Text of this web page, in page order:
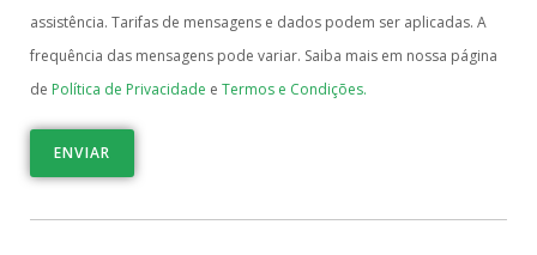
assistência. Tarifas de mensagens e dados podem ser aplicadas. A
frequência das mensagens pode variar. Saiba mais em nossa página
de Política de Privacidade e Termos e Condições.
ENVIAR